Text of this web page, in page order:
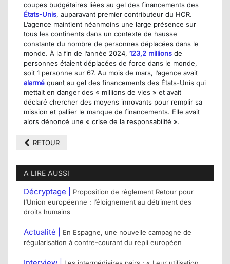
coupes budgétaires liées au gel des financements des
États-Unis, auparavant premier contributeur du HCR.
L’agence maintient néanmoins une large présence sur
tous les continents dans un contexte de hausse
constante du nombre de personnes déplacées dans le
monde. À la fin de l’année 2024, 123,2 millions de
personnes étaient déplacées de force dans le monde,
soit 1 personne sur 67. Au mois de mars, l’agence avait
alarmé quant au gel des financements des États-Unis qui
mettait en danger des « millions de vies » et avait
déclaré chercher des moyens innovants pour remplir sa
mission et pallier le manque de financements. Elle avait
alors dénoncé une « crise de la responsabilité ».
RETOUR
A LIRE AUSSI
Décryptage |
Proposition de règlement Retour pour
l’Union européenne : l’éloignement au détriment des
droits humains
Actualité |
En Espagne, une nouvelle campagne de
régularisation à contre-courant du repli européen